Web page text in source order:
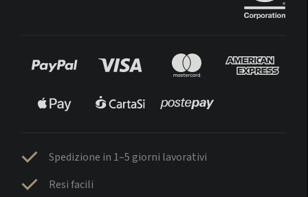
Spedizione in 1–5 giorni lavorativi
Resi facili